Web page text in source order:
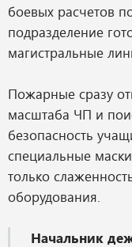
боевых расчетов
подразделение
магистральные
Пожарные сразу
масштаба ЧП и
безопасность
специальные
только
оборудования.
Начальник